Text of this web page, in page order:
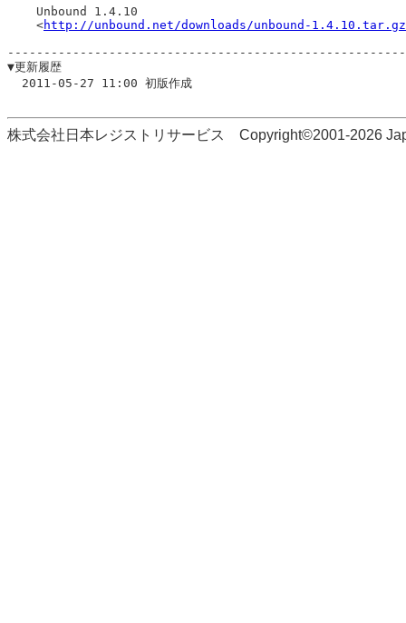
    Unbound 1.4.10
    <
http://unbound.net/downloads/unbound-1.4.10.tar.gz
▼更新履歴
  2011-05-27 11:00 初版作成
株式会社日本レジストリサービス Copyright©2001-2026